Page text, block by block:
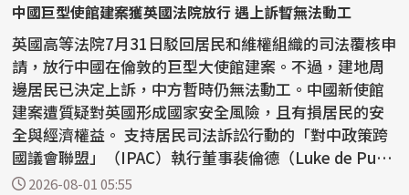
中國巨型使館建案獲英國法院放行 遇上訴暫無法動工
英國高等法院7月31日駁回居民和維權組織的司法覆核申
請，放行中國在倫敦的巨型大使館建案。不過，建地周
邊居民已決定上訴，中方暫時仍無法動工。中國新使館
建案遭質疑對英國形成國家安全風險，且有損居民的安
全與經濟權益。 支持居民司法訴訟行動的「對中政策跨
國議會聯盟」（IPAC）執行董事裴倫德（Luke de Pulf
ord...
2026-08-01 05:55